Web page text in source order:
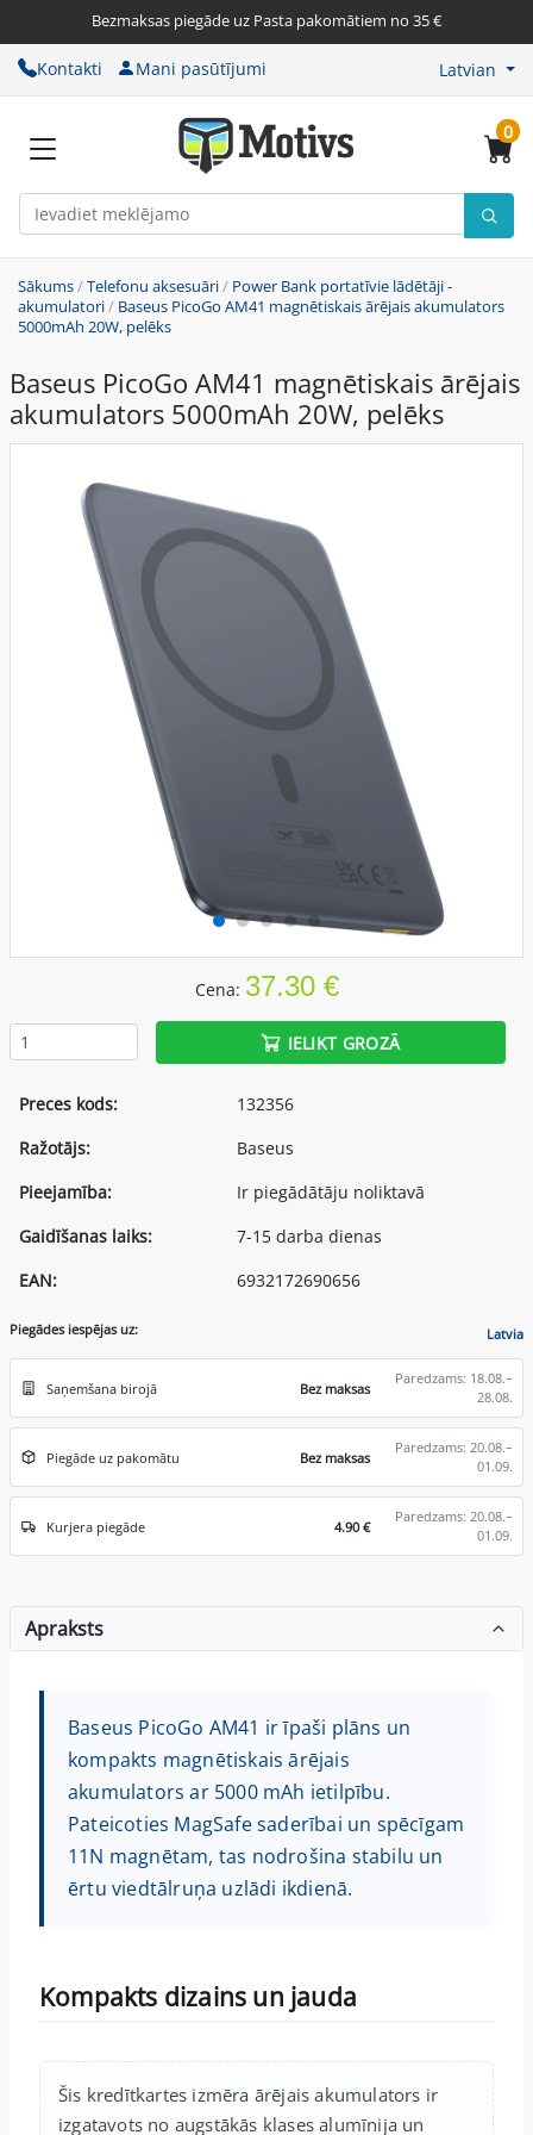
Bezmaksas piegāde uz Pasta pakomātiem no 35 €
Kontakti Mani pasūtījumi Latvian
0
Sākums/Telefonu aksesuāri/ Power Bank portatīvie lādētāji -
akumulatori/ Baseus PicoGo AM41 magnētiskais ārējais akumulators
5000mAh 20W, pelēks
Baseus PicoGo AM41 magnētiskais ārējais
akumulators 5000mAh 20W, pelēks
Cena: 37.30 €
IELIKT GROZĀ
Preces kods:
132356
Ražotājs:
Baseus
Pieejamība:
Ir piegādātāju noliktavā
Gaidīšanas laiks:
7-15 darba dienas
EAN:
6932172690656
Piegādes iespējas uz: Latvia
Saņemšana birojā Bez maksas
Paredzams: 18.08.–
28.08.
Piegāde uz pakomātu Bez maksas
Paredzams: 20.08.–
01.09.
Kurjera piegāde 4.90 €
Paredzams: 20.08.–
01.09.
Apraksts
Baseus PicoGo AM41 ir īpaši plāns un
kompakts magnētiskais ārējais
akumulators ar 5000 mAh ietilpību.
Pateicoties MagSafe saderībai un spēcīgam
11N magnētam, tas nodrošina stabilu un
ērtu viedtālruņa uzlādi ikdienā.
Kompakts dizains un jauda
Šis kredītkartes izmēra ārējais akumulators ir
izgatavots no augstākās klases alumīnija un